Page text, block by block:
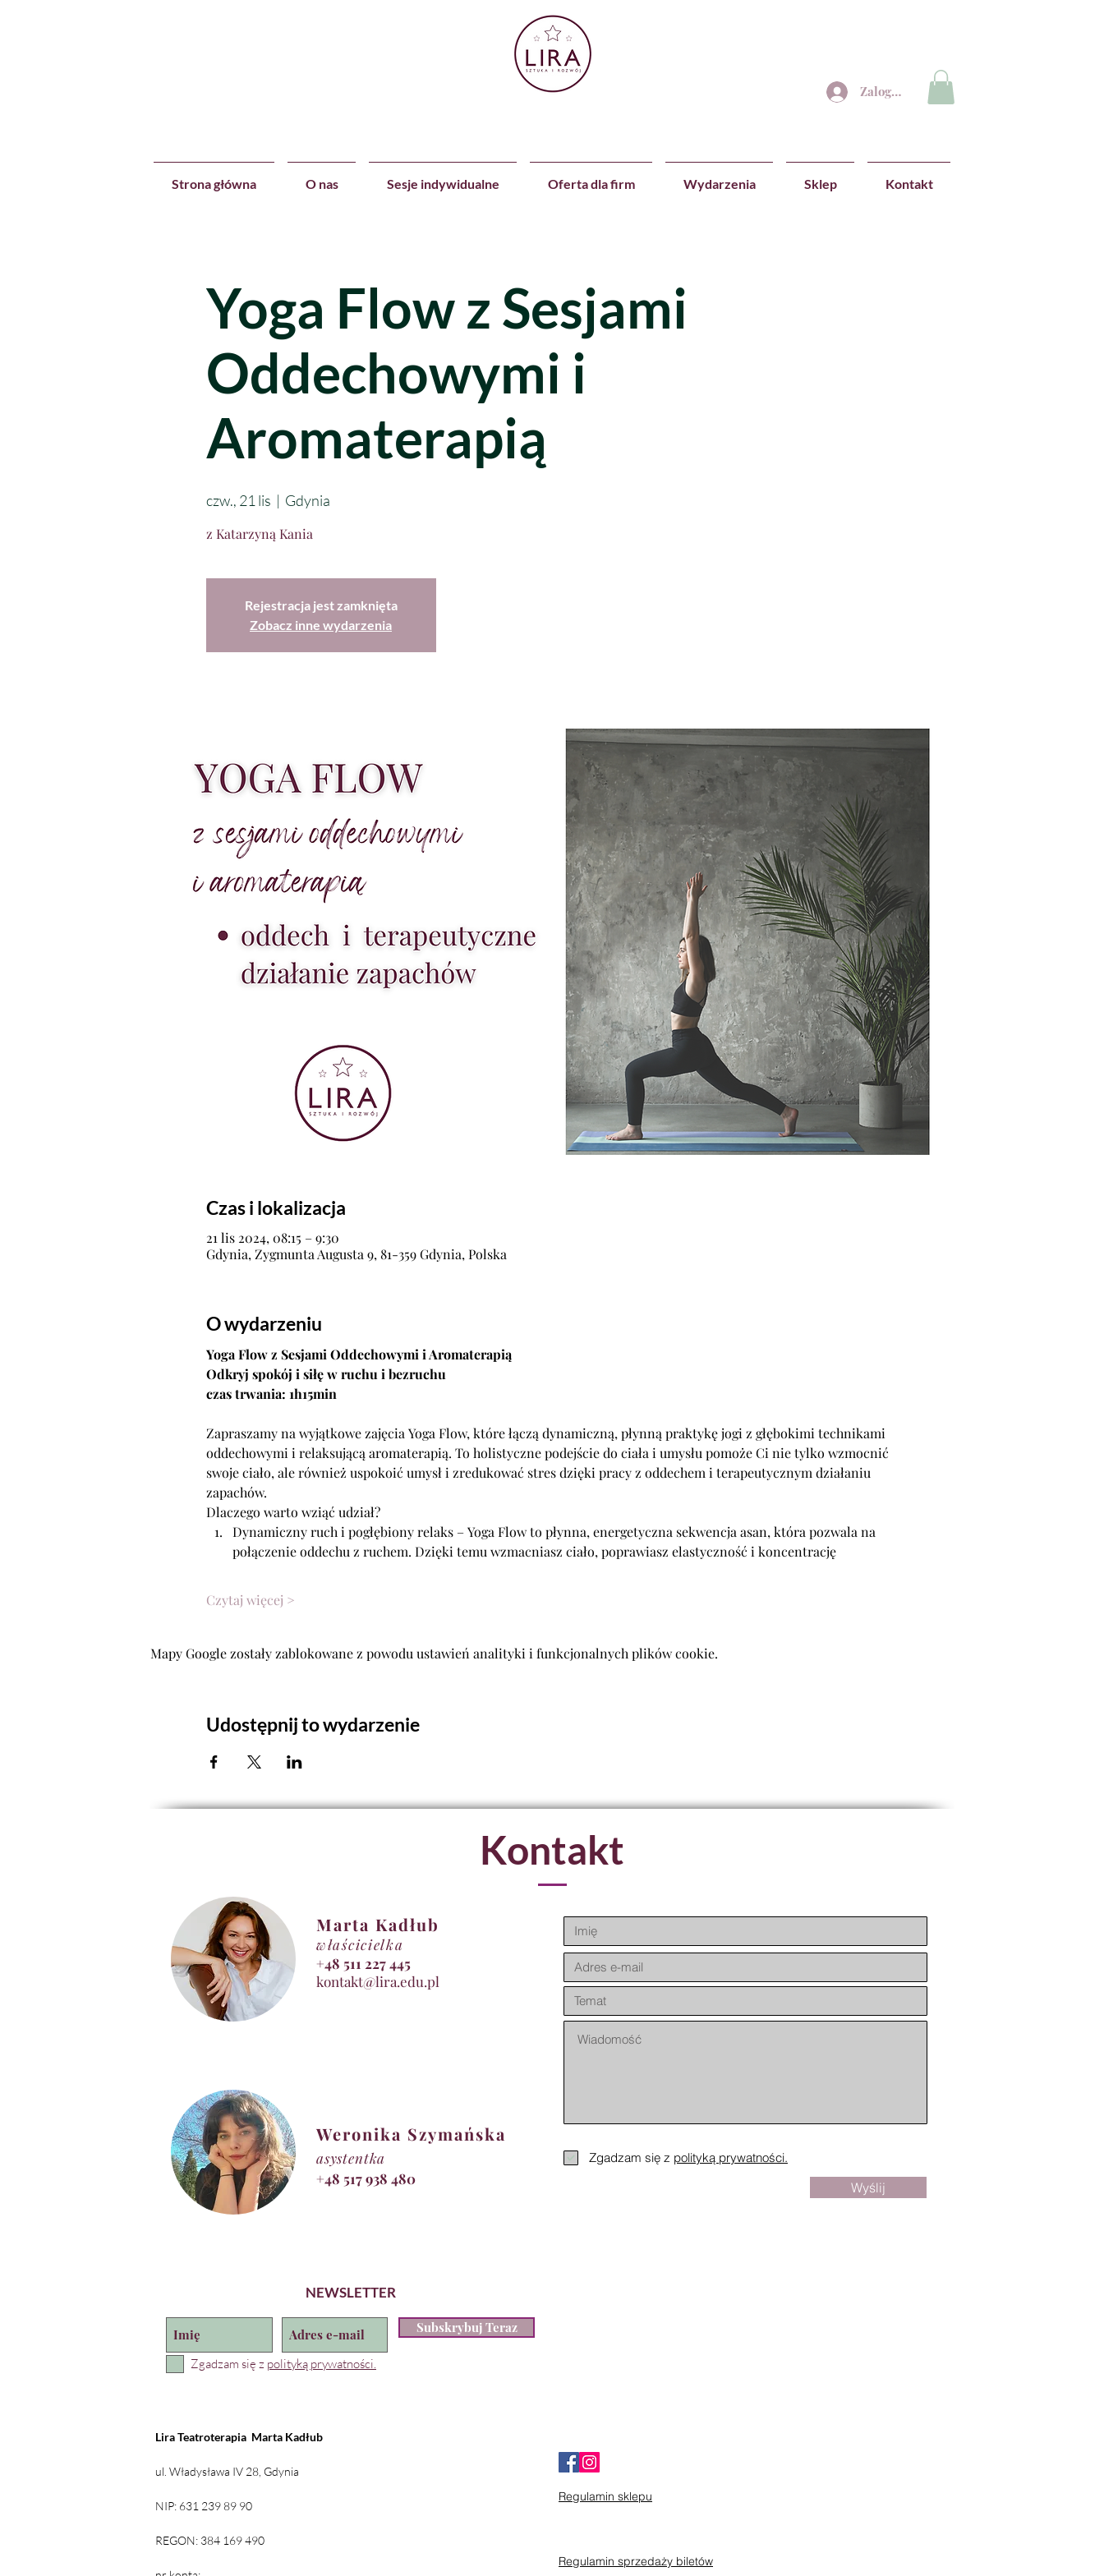
Zaloguj się
Strona główna O nas Sesje indywidualne Oferta dla firm Wydarzenia Sklep Kontakt
Yoga Flow z Sesjami
Oddechowymi i
Aromaterapią
czw., 21 lis
  |
Gdynia
z Katarzyną Kania
Rejestracja jest zamknięta
Zobacz inne wydarzenia
Czas i lokalizacja
21 lis 2024, 08:15 – 9:30
Gdynia, Zygmunta Augusta 9, 81-359 Gdynia, Polska
O wydarzeniu
Yoga Flow z Sesjami Oddechowymi i Aromaterapią
Odkryj spokój i siłę w ruchu i bezruchu
czas trwania: 1h15min
Zapraszamy na wyjątkowe zajęcia Yoga Flow, które łączą dynamiczną, płynną praktykę jogi z głębokimi technikami
oddechowymi i relaksującą aromaterapią. To holistyczne podejście do ciała i umysłu pomoże Ci nie tylko wzmocnić
swoje ciało, ale również uspokoić umysł i zredukować stres dzięki pracy z oddechem i terapeutycznym działaniu
zapachów.
Dlaczego warto wziąć udział?
Dynamiczny ruch i pogłębiony relaks – Yoga Flow to płynna, energetyczna sekwencja asan, która pozwala na
połączenie oddechu z ruchem. Dzięki temu wzmacniasz ciało, poprawiasz elastyczność i koncentrację
Czytaj więcej >
Mapy Google zostały zablokowane z powodu ustawień analityki i funkcjonalnych plików cookie.
Udostępnij to wydarzenie
Kontakt
Marta Kadłub
właścicielka
+48 511 227 445
kontakt@lira.edu.pl
Zgadzam się z polityką prywatności.
Wyślij
NEWSLETTER
Subskrybuj Teraz
Zgadzam się z polityką prywatności.
Weronika Szymańska
asystentka
+48 517 938 480
Lira Teatroterapia Marta Kadłub
ul. Władysława IV 28, Gdynia
NIP: 631 239 89 90
REGON: 384 169 490
Regulamin sklepu
Regulamin sprzedaży biletów